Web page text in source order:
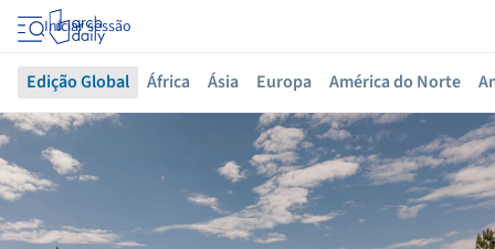
Iniciar sessão
Edição Global África Ásia Europa América do Norte